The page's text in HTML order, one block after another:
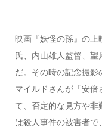
映画『妖怪の孫』の上
氏、内山雄人監督、望
だ。その時の記念撮影
マイルドさんが「安倍
て、否定的な見方や非
は殺人事件の被害者